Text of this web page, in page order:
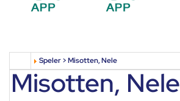
Speler > Misotten, Nele
Misotten, Nele